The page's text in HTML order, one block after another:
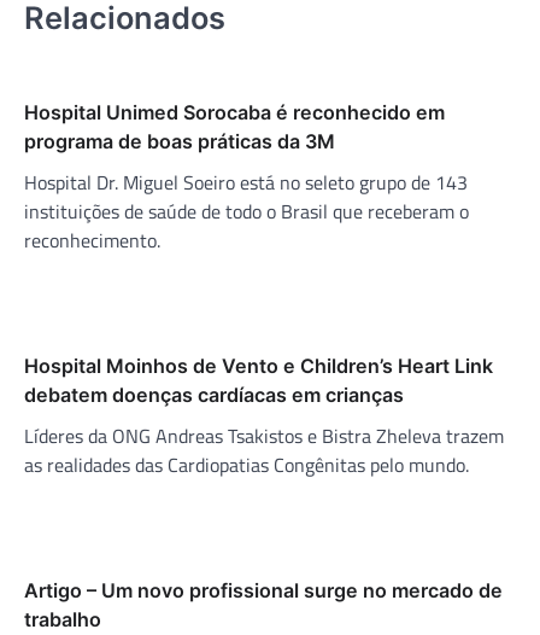
Relacionados
Hospital Unimed Sorocaba é reconhecido em
programa de boas práticas da 3M
Hospital Dr. Miguel Soeiro está no seleto grupo de 143
instituições de saúde de todo o Brasil que receberam o
reconhecimento.
Hospital Moinhos de Vento e Children’s Heart Link
debatem doenças cardíacas em crianças
Líderes da ONG Andreas Tsakistos e Bistra Zheleva trazem
as realidades das Cardiopatias Congênitas pelo mundo.
Artigo – Um novo profissional surge no mercado de
trabalho